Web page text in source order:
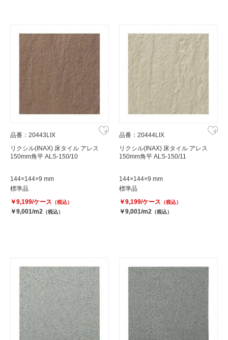
品番：20443LIX
リクシル(INAX) 床タイル アレス
150mm角平 ALS-150/10
144×144×9 mm
標準品
￥9,199/ケース （税込）
￥9,001/m2 （税込）
品番：20444LIX
リクシル(INAX) 床タイル アレス
150mm角平 ALS-150/11
144×144×9 mm
標準品
￥9,199/ケース （税込）
￥9,001/m2 （税込）